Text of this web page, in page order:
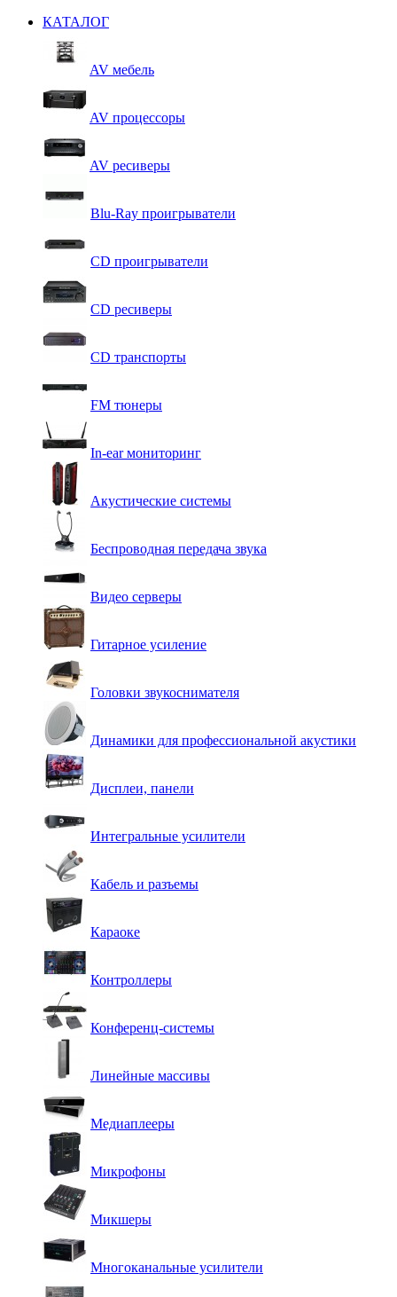
КАТАЛОГ
AV мебель
AV процессоры
AV ресиверы
Blu-Ray проигрыватели
CD проигрыватели
CD ресиверы
CD транспорты
FM тюнеры
In-ear мониторинг
Акустические системы
Беспроводная передача звука
Видео серверы
Гитарное усиление
Головки звукоснимателя
Динамики для профессиональной акустики
Дисплеи, панели
Интегральные усилители
Кабель и разъемы
Караоке
Контроллеры
Конференц-системы
Линейные массивы
Медиаплееры
Микрофоны
Микшеры
Многоканальные усилители